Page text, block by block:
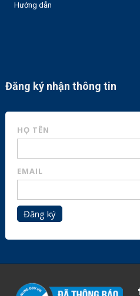
Hướng dẫn
Đăng ký nhận thông tin
HỌ TÊN
EMAIL
Đăng ký